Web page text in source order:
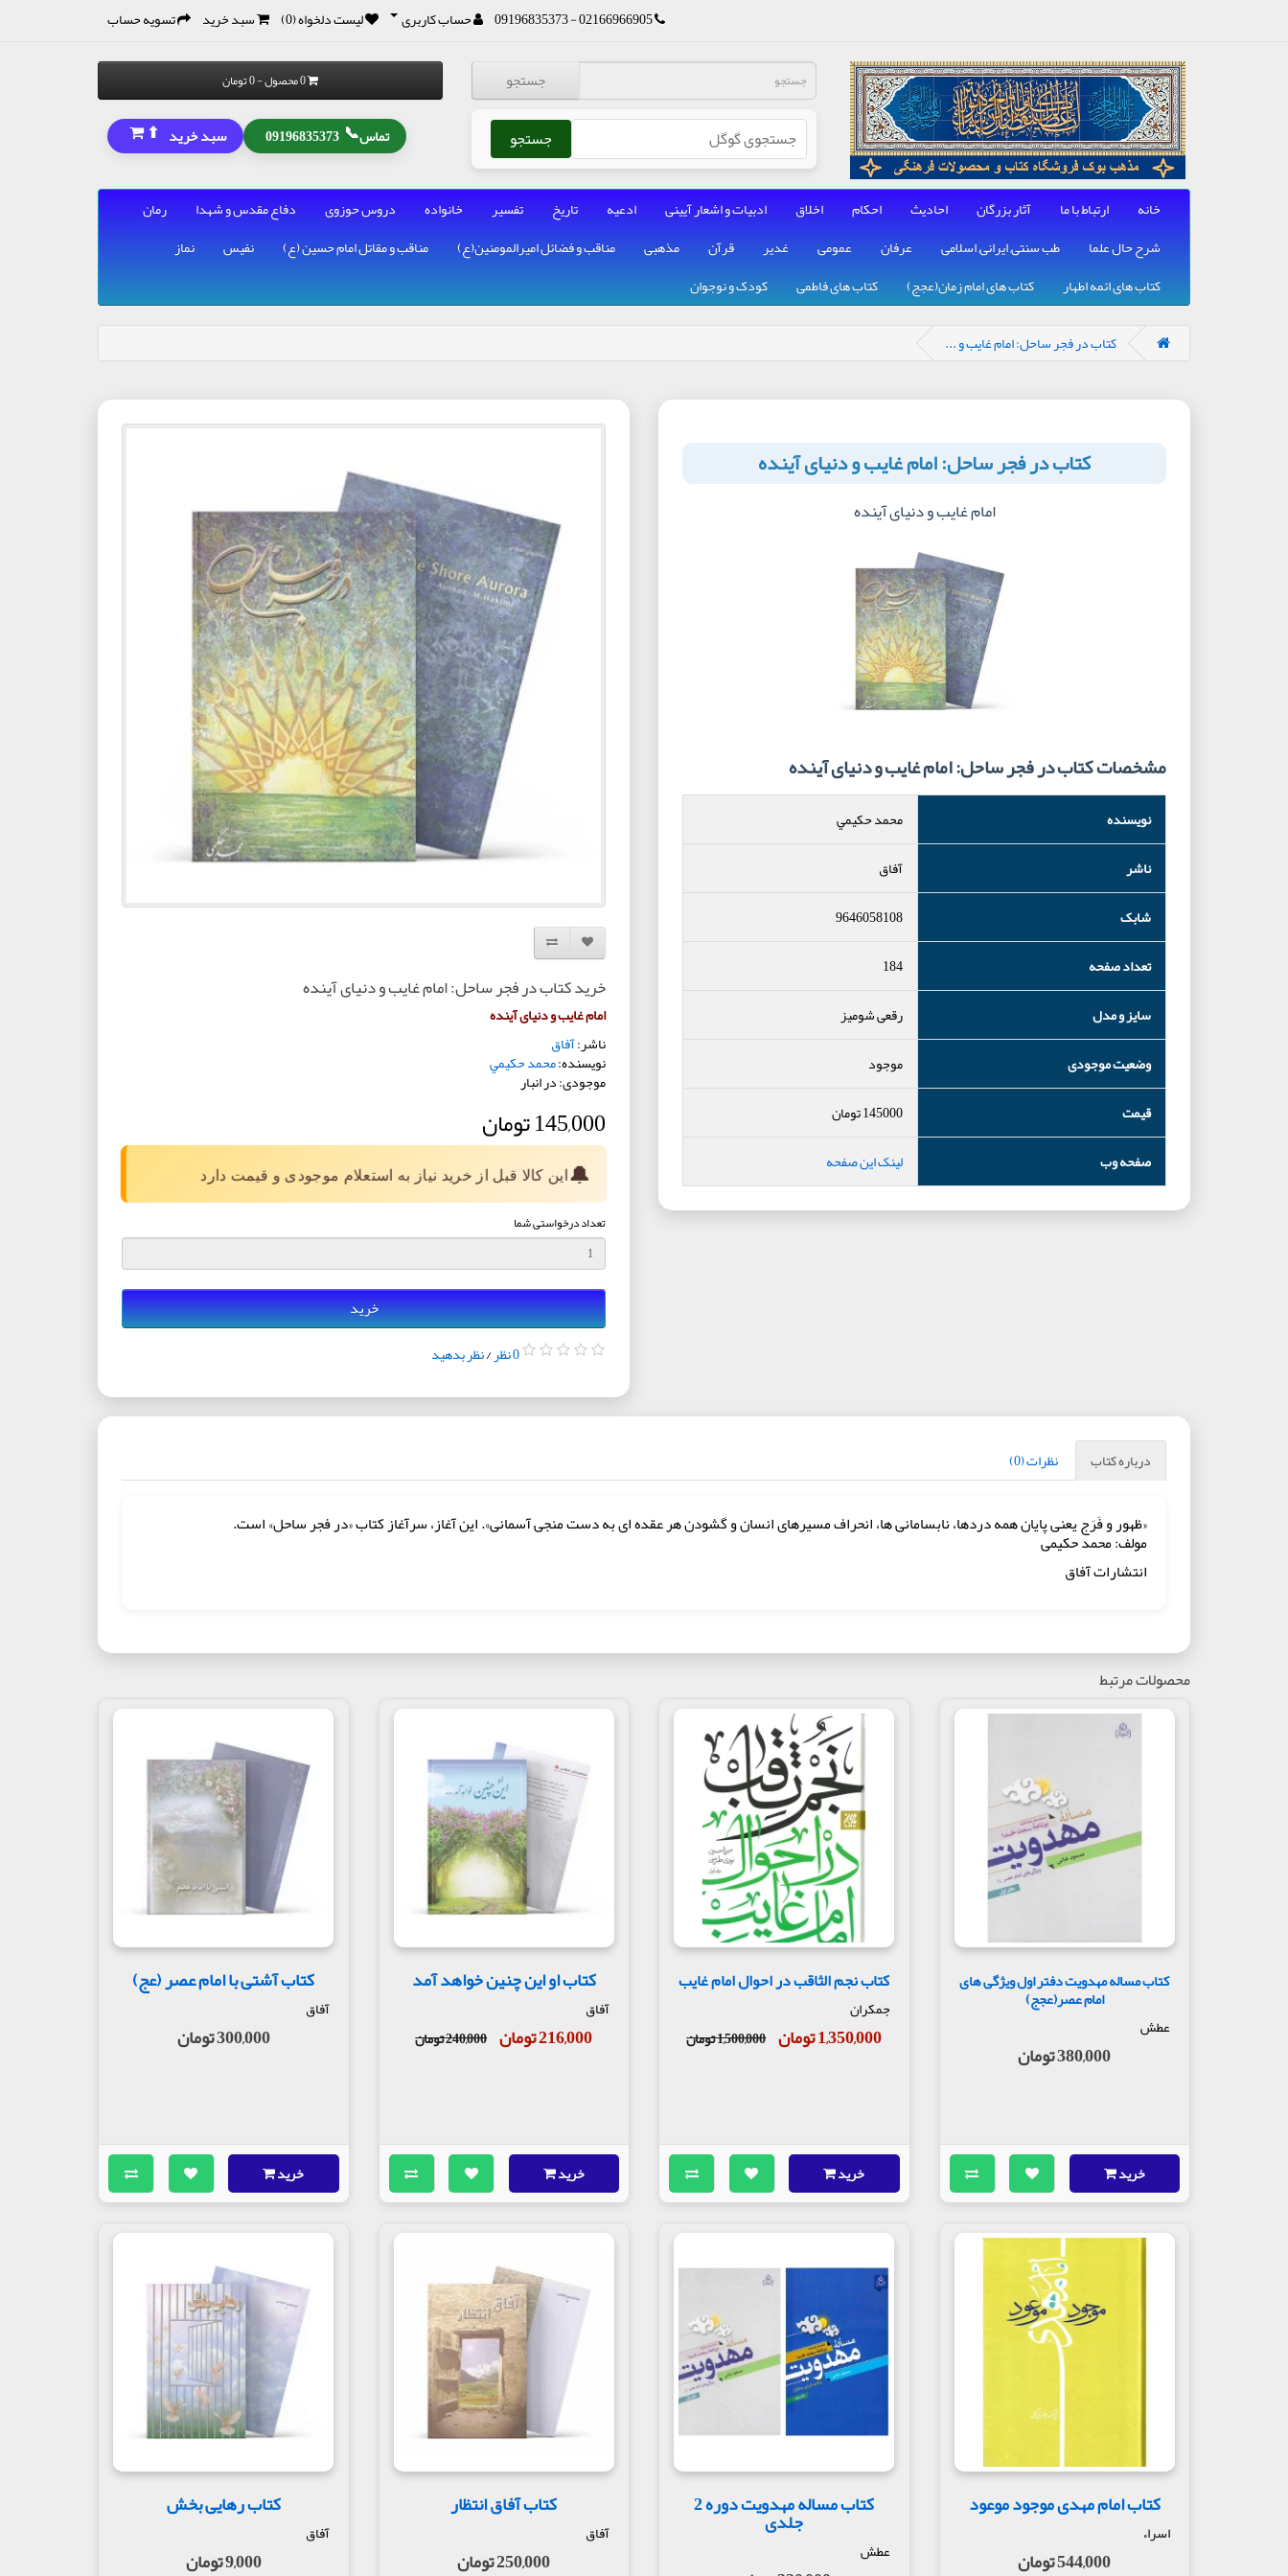
02166966905 - 09196835373 حساب کاربری لیست دلخواه (0) سبد خرید تسویه حساب
جستجو
جستجو
0 محصول - 0 تومان
تماس📞
09196835373 سبد خرید ⬆
خانه ارتباط با ما آثار بزرگان احادیث احکام اخلاق ادبیات و اشعار آیینی ادعیه تاریخ تفسیر خانواده دروس حوزوی دفاع مقدس و شهدا
رمان
شرح حال علما
طب سنتی, ایرانی, اسلامی عرفان عمومی غدیر قرآن مذهبی مناقب و فضائل امیرالمومنین(ع) مناقب و مقاتل امام حسین (ع) نفیس
نماز
کتاب های ائمه اطهار
کتاب های امام زمان(عجج) کتاب های فاطمی کودک و نوجوان
کتاب در فجر ساحل: امام غایب و ...
کتاب در فجر ساحل: امام غایب و دنیای آینده
امام غایب و دنیای آینده
مشخصات کتاب در فجر ساحل: امام غایب و دنیای آینده
نویسنده
محمد حكيمي
ناشر
آفاق
شابک
9646058108
تعداد صفحه
184
سایز و مدل
رقعی شومیز
وضعیت موجودی
موجود
قیمت
145000تومان
صفحه وب
لینک این صفحه
افزودن به لیست دلخواه
مقایسه این محصول
خرید کتاب در فجر ساحل: امام غایب و دنیای آینده
امام غایب و دنیای آینده
ناشر:آفاق
نویسنده:محمد حكيمي
موجودی: در انبار
145,000 تومان
🔔این کالا قبل از خرید نیاز به استعلام موجودی و قیمت دارد
تعداد درخواستی شما
خرید
0 نظر /نظر بدهید
درباره کتاب نظرات (0)
«ظهور و فَرَج يعنى پايان همه‏ دردها، نابسامانى‏ ها، انحراف مسيرهاى انسان و گشودن هر عقده ‏اى به دست منجى آسمانى». اين آغاز، سرآغاز كتاب «در فجر ساحل» است.
مولف: محمد حکیمی
انتشارات آفاق
محصولات مرتبط
کتاب مساله مهدویت دفتر اول ویژگی های
امام عصر(عجج)
عطش
380,000 تومان
خرید
کتاب نجم الثاقب در احوال امام غایب
جمکران
1,350,000 تومان 1,500,000 تومان
خرید
کتاب او این چنین خواهد آمد
آفاق
216,000 تومان 240,000 تومان
خرید
کتاب آشتی با امام عصر (عج)
آفاق
300,000 تومان
خرید
کتاب امام مهدی موجود موعود
اسراء
544,000 تومان
کتاب مساله مهدویت دوره 2
جلدی
عطش
کتاب آفاق انتظار
آفاق
250,000 تومان
کتاب رهایی بخش
آفاق
9,000 تومان